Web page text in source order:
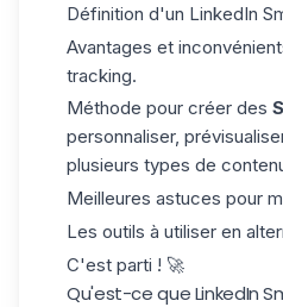
Définition d'un LinkedIn
Avantages et
tracking.
Méthode pour créer des
personnaliser,
plusieurs types de
Meilleures astuces pour
Les outils à utiliser en
C'est parti ! 🚀
Qu'est-ce que LinkedIn